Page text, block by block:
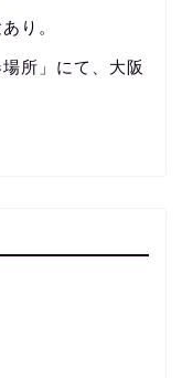
り。
所」にて、大阪